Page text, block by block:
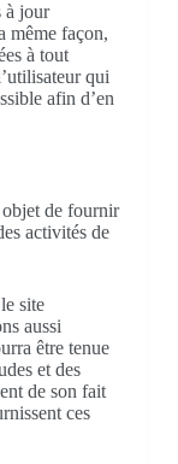
à jour
même façon,
à tout
qui
afin d’en
de fournir
activités de
site
aussi
être tenue
et des
de son fait
ces